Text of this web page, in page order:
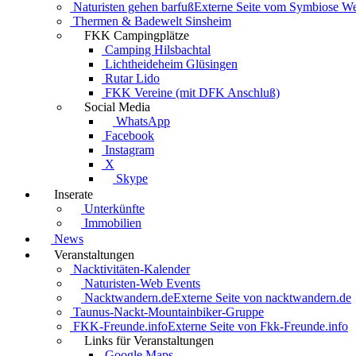
Naturisten gehen barfußExterne Seite vom Symbiose
Thermen & Badewelt Sinsheim
FKK Campingplätze
Camping Hilsbachtal
Lichtheideheim Glüsingen
Rutar Lido
FKK Vereine (mit DFK Anschluß)
Social Media
WhatsApp
Facebook
Instagram
X
Skype
Inserate
Unterkünfte
Immobilien
News
Veranstaltungen
Nacktivitäten-Kalender
Naturisten-Web Events
Nacktwandern.deExterne Seite von nacktwandern.de
Taunus-Nackt-Mountainbiker-Gruppe
FKK-Freunde.infoExterne Seite von Fkk-Freunde.info
Links für Veranstaltungen